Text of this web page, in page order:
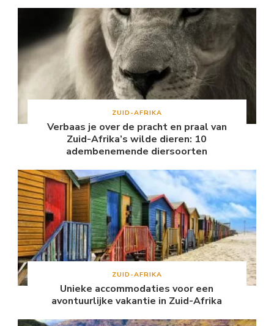
ZUID-AFRIKA
Verbaas je over de pracht en praal van
Zuid-Afrika’s wilde dieren: 10
adembenemende diersoorten
ZUID-AFRIKA
Unieke accommodaties voor een
avontuurlijke vakantie in Zuid-Afrika